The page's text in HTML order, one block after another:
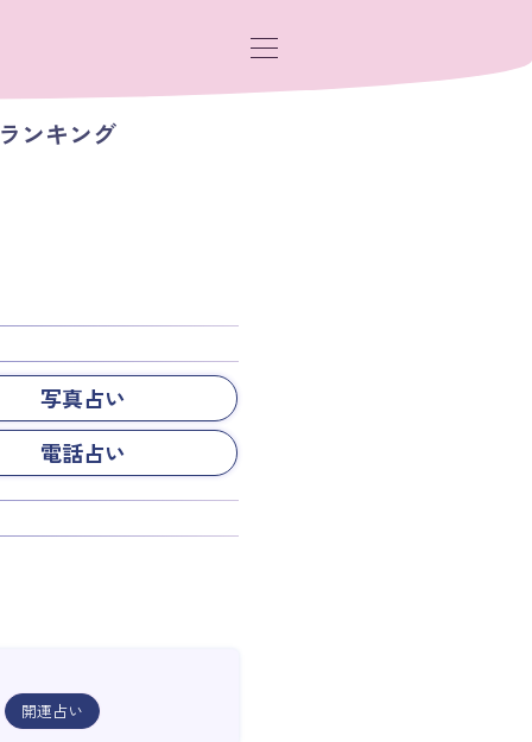
ンキング
写真占い
電話占い
開運占い